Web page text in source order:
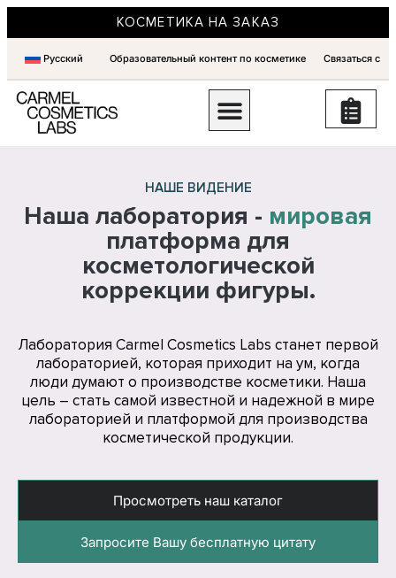
КОСМЕТИКА НА ЗАКАЗ
Русский Образовательный контент по косметике Связаться с
НАШЕ ВИДЕНИЕ
Наша лаборатория - мировая
платформа для
косметологической
коррекции фигуры.
Лаборатория Carmel Cosmetics Labs станет первой
лабораторией, которая приходит на ум, когда
люди думают о производстве косметики. Наша
цель – стать самой известной и надежной в мире
лабораторией и платформой для производства
косметической продукции.
Просмотреть наш каталог
Запросите Вашу бесплатную цитату